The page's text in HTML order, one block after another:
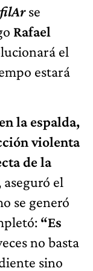
se
Rafael
el
estará
la espalda,
violenta
de la
aseguró el
se generó
“Es
no basta
sino